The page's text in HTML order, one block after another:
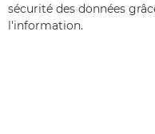
sécurité des données
l'information.